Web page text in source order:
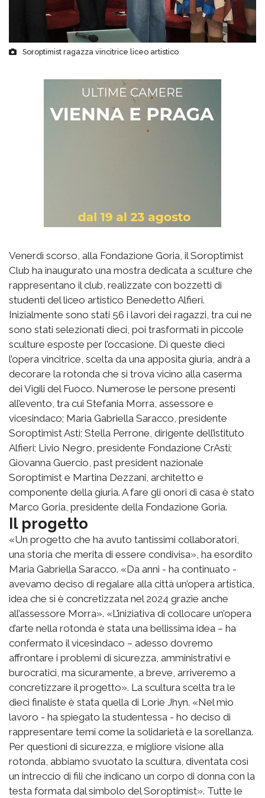
Soroptimist ragazza vincitrice liceo artistico
Venerdì scorso, alla Fondazione Goria, il Soroptimist
Club ha inaugurato una mostra dedicata a sculture che
rappresentano il club, realizzate con bozzetti di
studenti del liceo artistico Benedetto Alfieri.
Inizialmente sono stati 56 i lavori dei ragazzi, tra cui ne
sono stati selezionati dieci, poi trasformati in piccole
sculture esposte per l’occasione. Di queste dieci
l’opera vincitrice, scelta da una apposita giuria, andrà a
decorare la rotonda che si trova vicino alla caserma
dei Vigili del Fuoco. Numerose le persone presenti
all’evento, tra cui Stefania Morra, assessore e
vicesindaco; Maria Gabriella Saracco, presidente
Soroptimist Asti; Stella Perrone, dirigente dell’istituto
Alfieri; Livio Negro, presidente Fondazione CrAsti;
Giovanna Guercio, past president nazionale
Soroptimist e Martina Dezzani, architetto e
componente della giuria. A fare gli onori di casa è stato
Marco Goria, presidente della Fondazione Goria.
Il progetto
«Un progetto che ha avuto tantissimi collaboratori,
una storia che merita di essere condivisa», ha esordito
Maria Gabriella Saracco. «Da anni - ha continuato -
avevamo deciso di regalare alla città un’opera artistica,
idea che si è concretizzata nel 2024 grazie anche
all’assessore Morra». «L’iniziativa di collocare un’opera
d’arte nella rotonda è stata una bellissima idea – ha
confermato il vicesindaco – adesso dovremo
affrontare i problemi di sicurezza, amministrativi e
burocratici, ma sicuramente, a breve, arriveremo a
concretizzare il progetto». La scultura scelta tra le
dieci finaliste è stata quella di Lorie Jhyn. «Nel mio
lavoro - ha spiegato la studentessa - ho deciso di
rappresentare temi come la solidarietà e la sorellanza.
Per questioni di sicurezza, e migliore visione alla
rotonda, abbiamo svuotato la scultura, diventata così
un intreccio di fili che indicano un corpo di donna con la
testa formata dal simbolo del Soroptimist». Tutte le